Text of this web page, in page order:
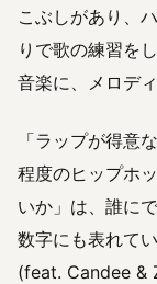
こぶしがあり、
りで歌の練習を
音楽に、メロデ
「ラップが得意
程度のヒップホ
いか」は、誰に
数字にも表れて
(feat. Candee &